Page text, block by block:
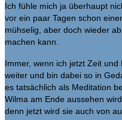
Ich fühle mich ja überhaupt
vor ein paar Tagen schon
mühselig, aber doch wieder
machen kann.
Immer, wenn ich jetzt Zeit
weiter und bin dabei so in
es tatsächlich als Meditation
Wilma am Ende aussehen
denn jetzt wird sie auch von